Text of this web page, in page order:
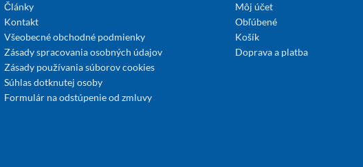
Články
Kontakt
Všeobecné obchodné podmienky
Zásady spracovania osobných údajov
Zásady používania súborov cookies
Súhlas dotknutej osoby
Formulár na odstúpenie od zmluvy
Môj účet
Obľúbené
Košík
Doprava a platba